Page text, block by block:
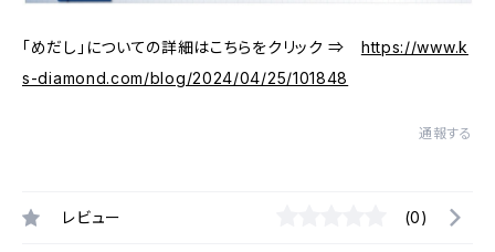
「めだし」についての詳細はこちらをクリック ⇒ https://www.k
s-diamond.com/blog/2024/04/25/101848
通報する
レビュー (0)